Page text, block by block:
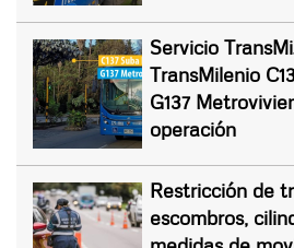
Servicio
TransMilenio
G137
operación
Restricción de
escombros,